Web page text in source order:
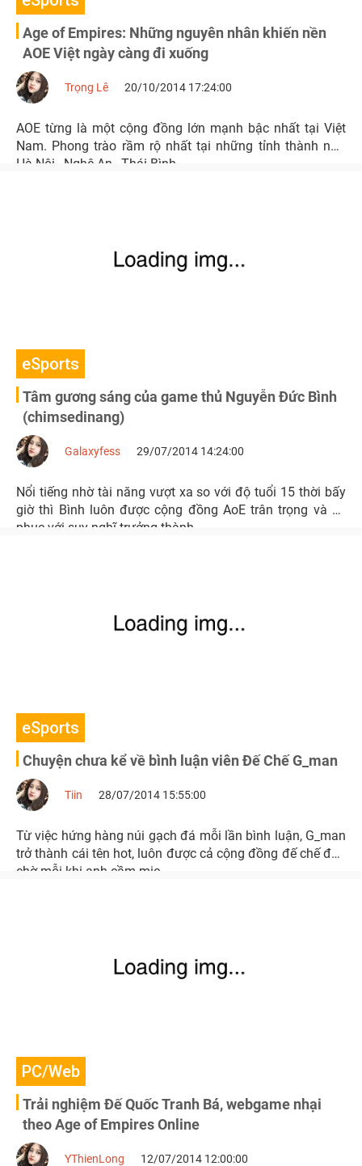
Age of Empires: Những nguyên nhân khiến nền
AOE Việt ngày càng đi xuống
Trọng Lê 20/10/2014 17:24:00
AOE từng là một cộng đồng lớn mạnh bậc nhất tại Việt
Nam. Phong trào rầm rộ nhất tại những tỉnh thành như
Hà Nội , Nghệ An , Thái Bình...
eSports
Tâm gương sáng của game thủ Nguyễn Đức Bình
(chimsedinang)
Galaxyfess 29/07/2014 14:24:00
Nổi tiếng nhờ tài năng vượt xa so với độ tuổi 15 thời bấy
giờ thì Bình luôn được cộng đồng AoE trân trọng và nể
phục với suy nghĩ trưởng thành.
eSports
Chuyện chưa kể về bình luận viên Đế Chế G_man
Tiin 28/07/2014 15:55:00
Từ việc hứng hàng núi gạch đá mỗi lần bình luận, G_man
trở thành cái tên hot, luôn được cả cộng đồng đế chế đón
chờ mỗi khi anh cầm mic.
PC/Web
Trải nghiệm Đế Quốc Tranh Bá, webgame nhại
theo Age of Empires Online
YThienLong 12/07/2014 12:00:00